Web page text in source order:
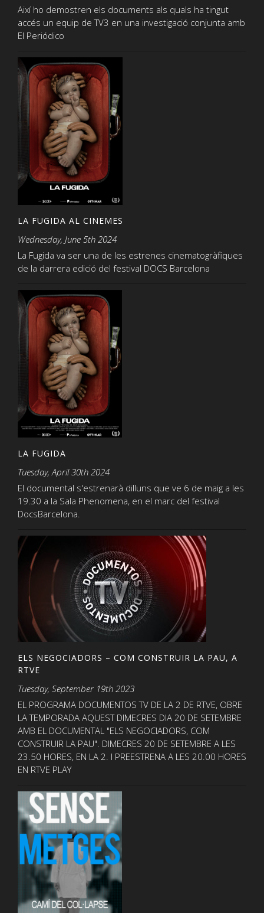
Així ho demostren els documents als quals ha tingut
accés un equip de TV3 en una investigació conjunta amb
El Periódico
LA FUGIDA AL CINEMES
Wednesday, June 5th 2024
La Fugida va ser una de les estrenes cinematogràfiques
de la darrera edició del festival DOCS Barcelona
LA FUGIDA
Tuesday, April 30th 2024
El documental s'estrenarà dilluns que ve 6 de maig a les
19.30 a la Sala Phenomena, en el marc del festival
DocsBarcelona.
ELS NEGOCIADORS – COM CONSTRUIR LA PAU, A
RTVE
Tuesday, September 19th 2023
EL PROGRAMA DOCUMENTOS TV DE LA 2 DE RTVE, OBRE
LA TEMPORADA AQUEST DIMECRES DIA 20 DE SETEMBRE
AMB EL DOCUMENTAL "ELS NEGOCIADORS, COM
CONSTRUIR LA PAU". DIMECRES 20 DE SETEMBRE A LES
23.50 HORES, EN LA 2. I PREESTRENA A LES 20.00 HORES
EN RTVE PLAY